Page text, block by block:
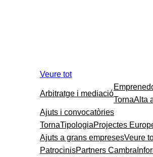
Veure tot
Arbitratge i mediació
TornaAlta
Ajuts i convocatòries
TornaTipologiaProjectes
Ajuts a grans empresesVeure
PatrocinisPartners Cambra